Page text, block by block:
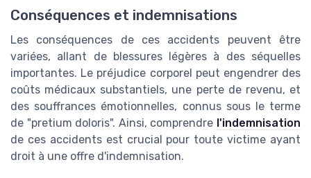
Conséquences et indemnisations
Les conséquences de ces accidents peuvent être
variées, allant de blessures légères à des séquelles
importantes. Le préjudice corporel peut engendrer des
coûts médicaux substantiels, une perte de revenu, et
des souffrances émotionnelles, connus sous le terme
de "pretium doloris". Ainsi, comprendre l'indemnisation
de ces accidentsest crucial pour toute victime ayant
droit à une offre d'indemnisation.